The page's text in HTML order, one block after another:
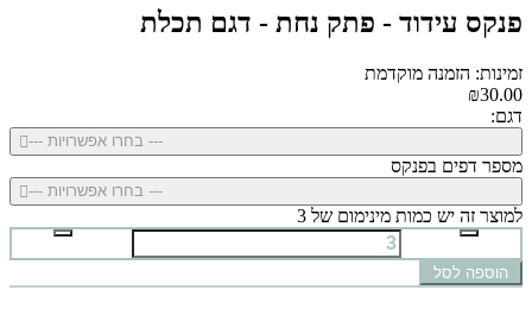
פנקס עידוד - פתק נחת - דגם תכלת
זמינות: הזמנה מוקדמת
₪30.00
דגם:
--- בחרו אפשרויות ---
מספר דפים בפנקס
--- בחרו אפשרויות ---
למוצר זה יש כמות מינימום של 3
הוספה לסל